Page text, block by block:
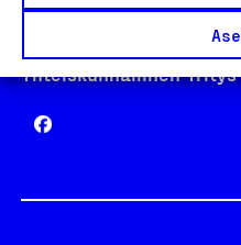
Yhteiskunnallinen